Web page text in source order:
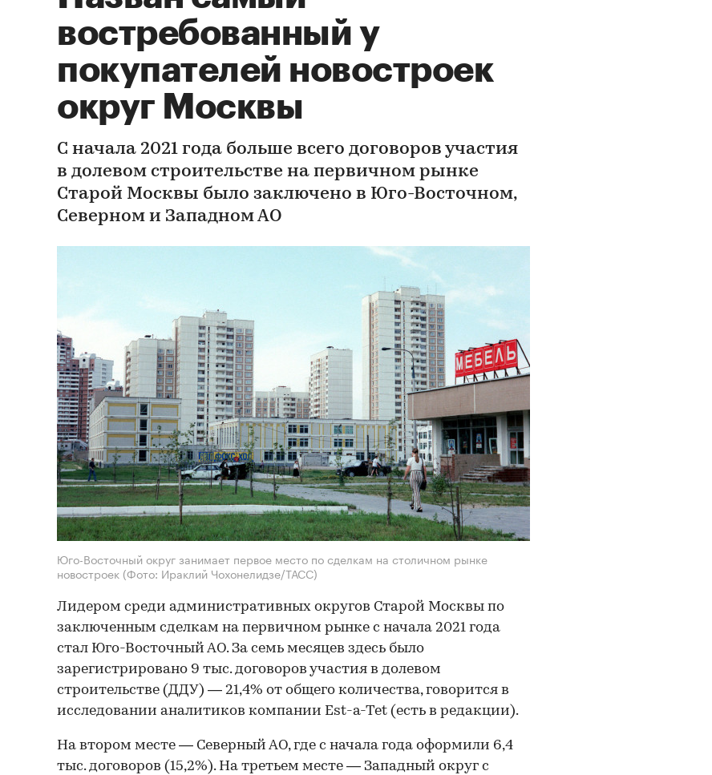
востребованный у
покупателей новостроек
округ Москвы
С начала 2021 года больше всего договоров участия
в долевом строительстве на первичном рынке
Старой Москвы было заключено в Юго-Восточном,
Северном и Западном АО
Юго-Восточный округ занимает первое место по сделкам на столичном рынке
новостроек (Фото: Ираклий Чохонелидзе/ТАСС)
Лидером среди административных округов Старой Москвы по
заключенным сделкам на первичном рынке с начала 2021 года
стал Юго-Восточный АО. За семь месяцев здесь было
зарегистрировано 9 тыс. договоров участия в долевом
строительстве (ДДУ) — 21,4% от общего количества, говорится в
исследовании аналитиков компании Est-a-Tet (есть в редакции).
На втором месте — Северный АО, где с начала года оформили 6,4
тыс. договоров (15,2%). На третьем месте — Западный округ с